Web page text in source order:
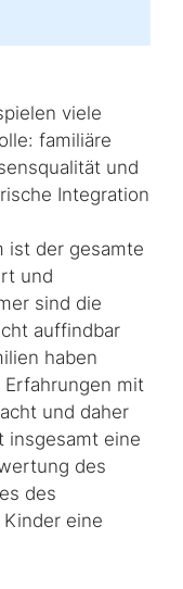
viele
familiäre
und
Integration
ist der gesamte
und
sind die
auffindbar
haben
mit
und daher
insgesamt eine
des
des
eine